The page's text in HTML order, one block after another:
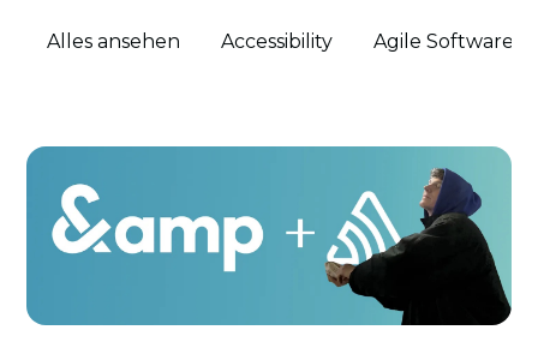
Alles ansehen Accessibility Agile Software